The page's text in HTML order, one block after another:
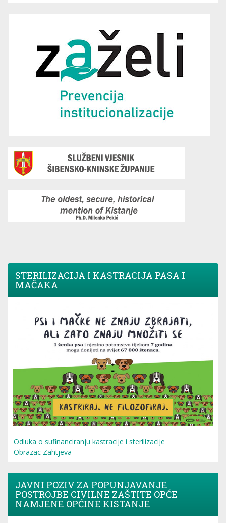
STERILIZACIJA I KASTRACIJA PASA I
MAČAKA
Odluka o sufinanciranju kastracije i sterilizacije
Obrazac Zahtjeva
JAVNI POZIV ZA POPUNJAVANJE
POSTROJBE CIVILNE ZAŠTITE OPĆE
NAMJENE OPĆINE KISTANJE